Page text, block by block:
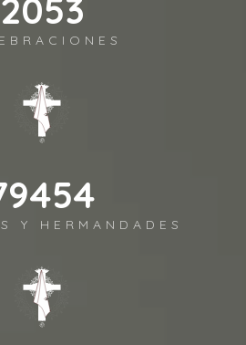
2443
Y HERMANDADES